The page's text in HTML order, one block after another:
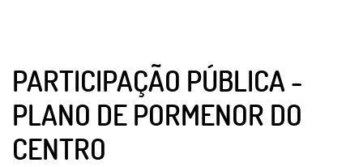
PARTICIPAÇÃO PÚBLICA -
PLANO DE PORMENOR DO
CENTRO